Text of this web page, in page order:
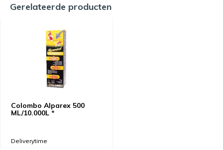
Gerelateerde producten
Colombo Alparex 500
ML/10.000L *
Deliverytime